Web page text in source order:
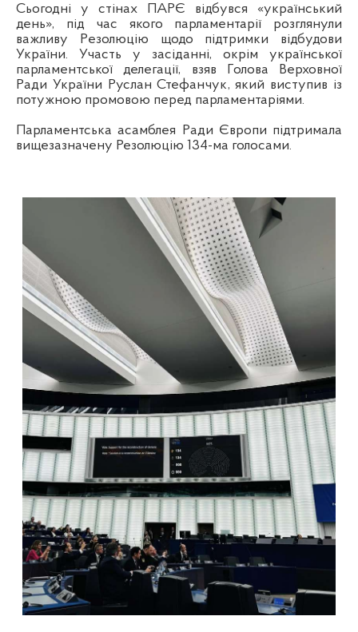
Сьогодні у стінах ПАРЄ відбувся «український
день», під час якого парламентарії розглянули
важливу Резолюцію щодо підтримки відбудови
України. Участь у засіданні, окрім української
парламентської делегації, взяв Голова Верховної
Ради України Руслан Стефанчук, який виступив із
потужною промовою перед парламентаріями.
Парламентська асамблея Ради Європи підтримала
вищезазначену Резолюцію 134-ма голосами.